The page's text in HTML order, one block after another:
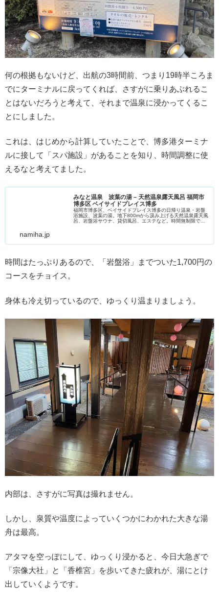
何の根拠もないけど、出航の3時間前、つまり19時半ころま
でにターミナルに戻ってくれば、さすがに乗りあぶれるこ
とはないだろうと考えて、それまで温泉に浸かってくるこ
とにしました。
これは、はじめから計算していたことで、博多港ターミナ
ルに接して「スパ施設」があることを知り、時間調整に使
えるなと考えてました。
みなと温泉 波葉の湯 – 天然温泉露天風呂 福岡市
博多区 ベイサイドプレイス博多
福岡市博多区、ベイサイドプレイス博多の日帰り温泉・岩盤
浴施設、波葉の湯。地下800mから汲み上げる天然温泉露天風
呂、岩盤浴サウナ、貸切風呂、エステなど。時間無制限でゆ
namiha.jp
時間はたっぷりあるので、「岩盤浴」までついた1,700円の
コースをチョイス。
身体も冷え切っているので、ゆっくり温まりましょう。
内部は、さすがに写真は撮れません。
しかし、泉質や温度によっていくつかにわかれた大きな湯
舟は最高。
アタマを空っぽにして、ゆっくり浸かると、今日大急ぎで
「宗像大社」と「香椎宮」を歩いてきた疲れが、湯にとけ
出していくようです。